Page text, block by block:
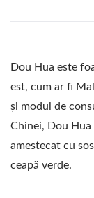
DE
Dou Hua este
est, cum ar fi
și modul de
Chinei, Dou Hua
amestecat cu
ceapă verde.